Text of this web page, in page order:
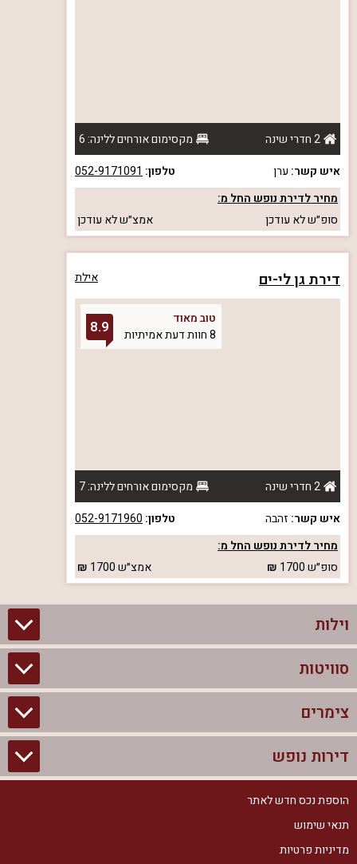
2 חדרי שינה
מקסימום אורחים ללינה: 6
איש קשר: ערן טלפון: 052-9171091
מחיר לדירת נופש החל מ:
סופ״שלא עודכן אמצ״שלא עודכן
דירת גן לי-ים אילת
טוב מאוד
8 חוות דעת אמיתיות
8.9
2 חדרי שינה
מקסימום אורחים ללינה: 7
איש קשר: זהבה טלפון: 052-9171960
מחיר לדירת נופש החל מ:
סופ״ש1700 אמצ״ש1700
וילות
וילות בצפון
וילות להשכרה
וילות למסיבת רווקים
וילות נופש
סוויטות
סוויטות בצפון
צימרים לזוגות עם בריכה פרטית
צימרים יוקרתיים
צימרים מפוארים
צימרים
צימרים בצפון
צימרים לזוגות
צימרים למשפחות
דירות נופש
דירות נופש בצפון
הוספת נכס חדש לאתר
תנאי שימוש
מדיניות פרטיות